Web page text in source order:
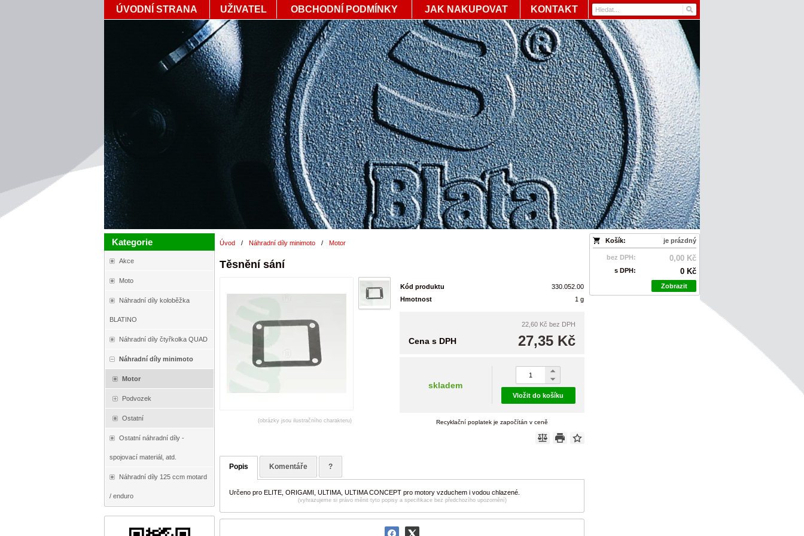
ÚVODNÍ STRANA UŽIVATEL OBCHODNÍ PODMÍNKY JAK NAKUPOVAT KONTAKT
Kategorie
Akce
Moto
Náhradní díly koloběžka
BLATINO
Náhradní díly čtyřkolka QUAD
Náhradní díly minimoto
Motor
Podvozek
Ostatní
Ostatní náhradní díly -
spojovací materiál, atd.
Náhradní díly 125 ccm motard
/ enduro
Košík: je prázdný
bez DPH: 0,00 Kč
s DPH: 0 Kč
Zobrazit
Úvod / Náhradní díly minimoto / Motor
Těsnění sání
(obrázky jsou ilustračního charakteru)
Kód produktu
330.052.00
Hmotnost
1 g
22,60 Kč bez DPH
27,35 Kč
Cena s DPH
skladem
Vložit do košíku
Recyklační poplatek je započítán v ceně
Popis Komentáře ?
Určeno pro ELITE, ORIGAMI, ULTIMA, ULTIMA CONCEPT pro motory vzduchem i vodou chlazené.
(vyhrazujeme si právo měnit tyto popisy a specifikace bez předchozího upozornění)